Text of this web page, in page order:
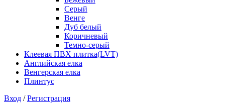
Серый
Венге
Дуб белый
Коричневый
Темно-серый
Клеевая ПВХ плитка(LVT)
Английская елка
Венгерская елка
Плинтус
Вход /Регистрация